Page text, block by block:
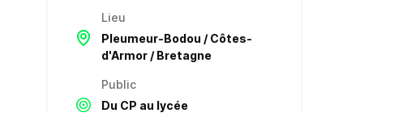
Lieu
Pleumeur-Bodou / Côtes-
d'Armor / Bretagne
Public
Du CP au lycée